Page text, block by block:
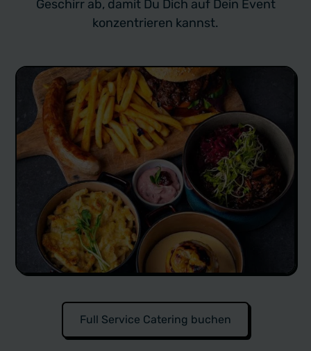
Geschirr ab, damit Du Dich auf Dein Event
konzentrieren kannst.
Full Service Catering buchen